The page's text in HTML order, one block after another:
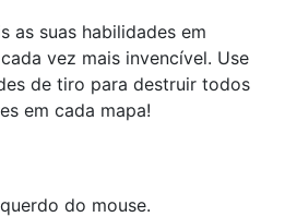
as suas habilidades em
vez mais invencível. Use
de tiro para destruir todos
em cada mapa!
do mouse.